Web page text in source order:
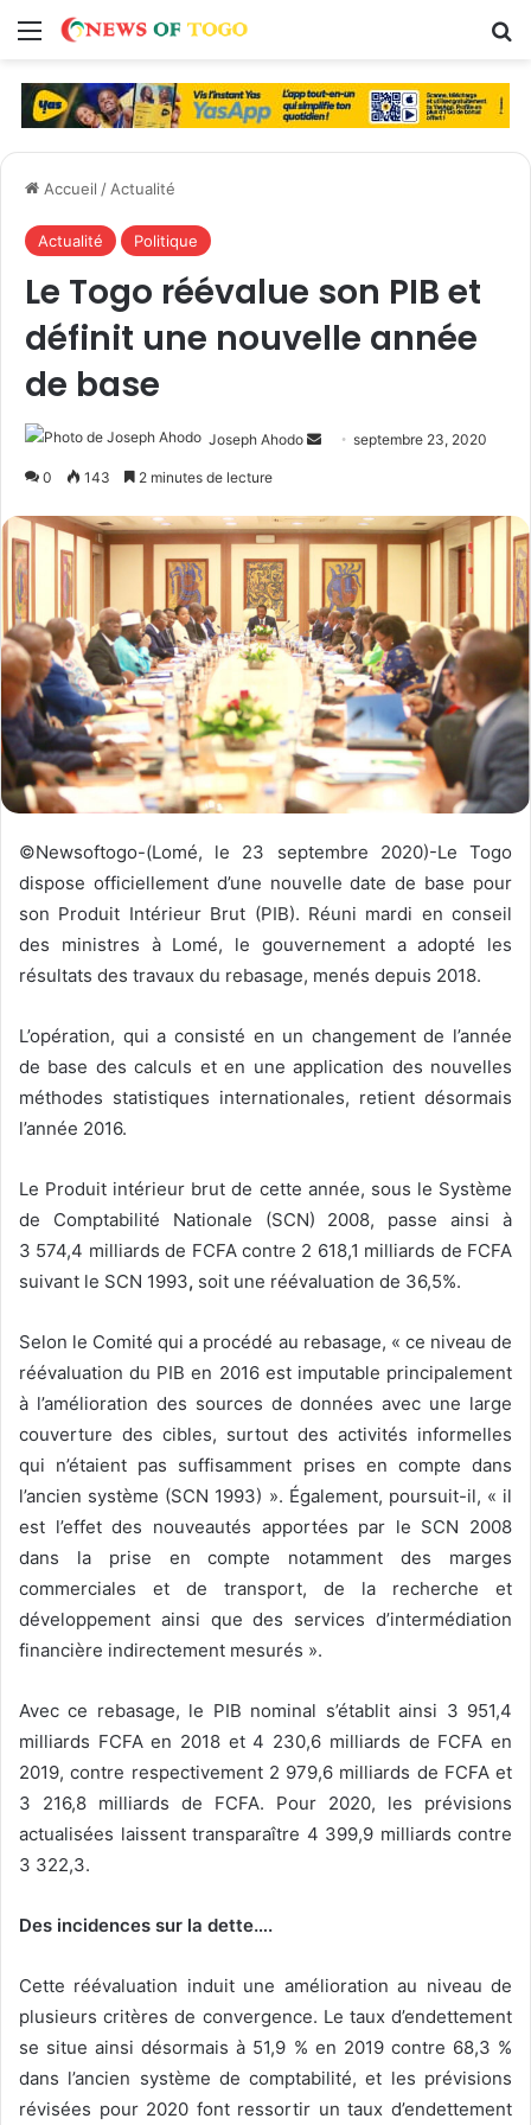
Menu
Accueil / Actualité
Actualité Politique
Le Togo réévalue son PIB et
définit une nouvelle année
de base
Joseph Ahodo
o
e
r
u
n
c
o
u
r
r
l
septembre 23, 2020
0 143 2 minutes de lecture
©Newsoftogo-(Lomé, le 23 septembre 2020)-Le Togo
dispose officiellement d’une nouvelle date de base pour
son Produit Intérieur Brut (PIB). Réuni mardi en conseil
des ministres à Lomé, le gouvernement a adopté les
résultats des travaux du rebasage, menés depuis 2018.
L’opération, qui a consisté en un changement de l’année
de base des calculs et en une application des nouvelles
méthodes statistiques internationales, retient désormais
l’année 2016.
Le Produit intérieur brut de cette année, sous le Système
de Comptabilité Nationale (SCN) 2008, passe ainsi à
3 574,4 milliards de FCFA contre 2 618,1 milliards de FCFA
suivant le SCN 1993, soit une réévaluation de 36,5%.
Selon le Comité qui a procédé au rebasage, « ce niveau de
réévaluation du PIB en 2016 est imputable principalement
à l’amélioration des sources de données avec une large
couverture des cibles, surtout des activités informelles
qui n’étaient pas suffisamment prises en compte dans
l’ancien système (SCN 1993) ». Également, poursuit-il, « il
est l’effet des nouveautés apportées par le SCN 2008
dans la prise en compte notamment des marges
commerciales et de transport, de la recherche et
développement ainsi que des services d’intermédiation
financière indirectement mesurés ».
Avec ce rebasage, le PIB nominal s’établit ainsi 3 951,4
milliards FCFA en 2018 et 4 230,6 milliards de FCFA en
2019, contre respectivement 2 979,6 milliards de FCFA et
3 216,8 milliards de FCFA. Pour 2020, les prévisions
actualisées laissent transparaître 4 399,9 milliards contre
3 322,3.
Des incidences sur la dette….
Cette réévaluation induit une amélioration au niveau de
plusieurs critères de convergence. Le taux d’endettement
se situe ainsi désormais à 51,9 % en 2019 contre 68,3 %
dans l’ancien système de comptabilité, et les prévisions
révisées pour 2020 font ressortir un taux d’endettement